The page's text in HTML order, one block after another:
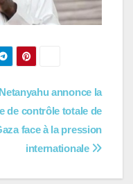
Netanyahu annonce la
de contrôle totale de
face à la pression
internationale